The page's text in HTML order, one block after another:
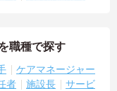
職種で探す
ケアマネージャー
者 施設長
サービ